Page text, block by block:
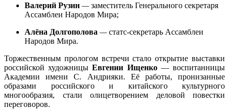
Валерий Рузин —заместитель Генерального секретаря
Ассамблеи Народов Мира;
Алёна Долгополова —статс-секретарь Ассамблеи
Народов Мира.
Торжественным прологом встречи стало открытие выставки
российской художницыЕвгении Ищенко— воспитанницы
Академии имени С. Андрияки. Её работы, пронизанные
образами российского и китайского культурного
многообразия, стали олицетворением деловой повестки
переговоров.